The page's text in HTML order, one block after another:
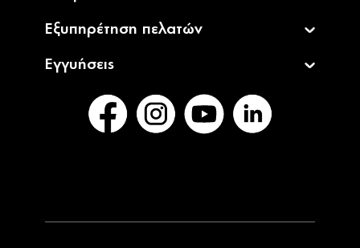
Εξυπηρέτηση πελατών
Εγγυήσεις